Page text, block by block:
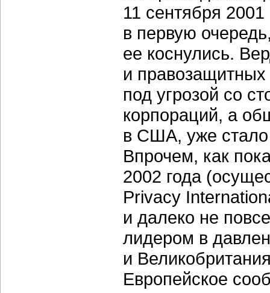
11 сентября
в первую
ее коснулись.
и правозащитных
под угрозой со
корпораций, а
в США, уже стало
Впрочем, как
2002 года
Privacy
и далеко не
лидером в
и
Европейское